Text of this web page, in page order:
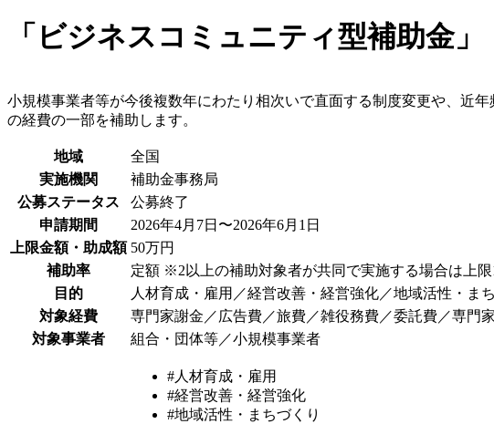
「ビジネスコミュニティ型補助金」
小規模事業者等が今後複数年にわたり相次いで直面する制度変更や、近
の経費の一部を補助します。
地域
全国
実施機関
補助金事務局
公募ステータス
公募終了
申請期間
2026年4月7日〜2026年6月1日
上限金額・助成額 50万円
補助率
定額 ※2以上の補助対象者が共同で実施する場合は上限
目的
人材育成・雇用／経営改善・経営強化／地域活性・ま
対象経費
専門家謝金／広告費／旅費／雑役務費／委託費／専門
対象事業者
組合・団体等／小規模事業者
#人材育成・雇用
#経営改善・経営強化
#地域活性・まちづくり